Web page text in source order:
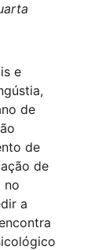
e
de
de
de
no
a